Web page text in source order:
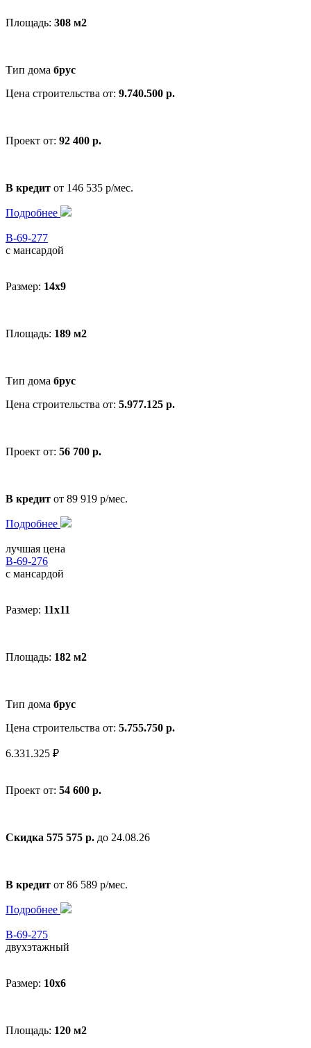
Площадь: 308 м2
Тип дома брус
Цена строительства от: 9.740.500 р.
Проект от: 92 400 р.
В кредит от 146 535 р/мес.
Подробнее
В-69-277
с мансардой
Размер: 14x9
Площадь: 189 м2
Тип дома брус
Цена строительства от: 5.977.125 р.
Проект от: 56 700 р.
В кредит от 89 919 р/мес.
Подробнее
лучшая цена
В-69-276
с мансардой
Размер: 11x11
Площадь: 182 м2
Тип дома брус
Цена строительства от: 5.755.750 р.
6.331.325 ₽
Проект от: 54 600 р.
Скидка 575 575 р. до 24.08.26
В кредит от 86 589 р/мес.
Подробнее
В-69-275
двухэтажный
Размер: 10x6
Площадь: 120 м2